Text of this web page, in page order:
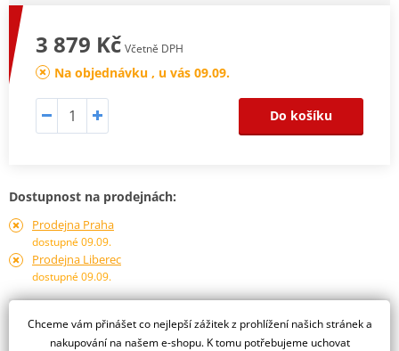
3 879 Kč Včetně DPH
Na objednávku , u vás 09.09.
Do košíku
Dostupnost na prodejnách:
Prodejna Praha
dostupné 09.09.
Prodejna Liberec
dostupné 09.09.
Obraťte se na specialistu
Chceme vám přinášet co nejlepší zážitek z prohlížení našich stránek a
nakupování na našem e-shopu. K tomu potřebujeme uchovat